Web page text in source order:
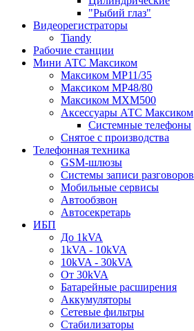
"Рыбий глаз"
Видеорегистраторы
Tiandy
Рабочие станции
Мини АТС Максиком
Максиком MP11/35
Максиком MP48/80
Максиком MXM500
Аксессуары АТС Максиком
Системные телефоны
Снятое с производства
Телефонная техника
GSM-шлюзы
Системы записи разговоров
Мобильные сервисы
Автообзвон
Автосекретарь
ИБП
До 1kVA
1kVA - 10kVA
10kVA - 30kVA
От 30kVA
Батарейные расширения
Аккумуляторы
Сетевые фильтры
Стабилизаторы